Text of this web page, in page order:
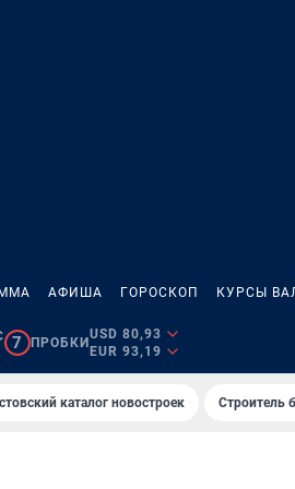
АФИША ГОРОСКОП КУРСЫ
7 ПРОБКИ
USD 80,93
EUR 93,19
каталог новостроек Строитель